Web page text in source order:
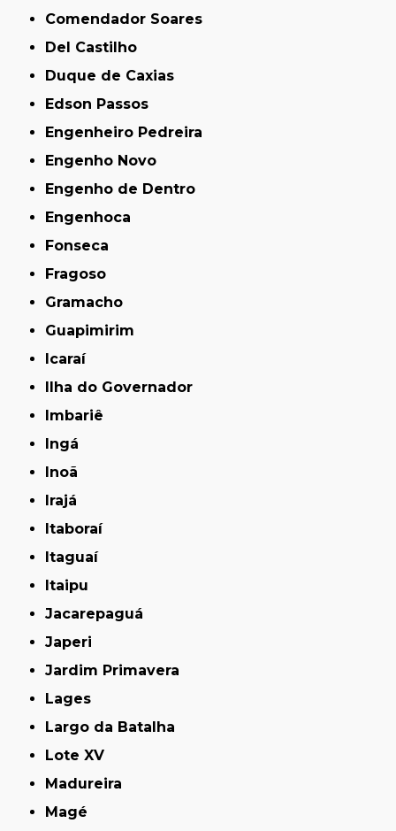
Comendador Soares
Del Castilho
Duque de Caxias
Edson Passos
Engenheiro Pedreira
Engenho Novo
Engenho de Dentro
Engenhoca
Fonseca
Fragoso
Gramacho
Guapimirim
Icaraí
Ilha do Governador
Imbariê
Ingá
Inoã
Irajá
Itaboraí
Itaguaí
Itaipu
Jacarepaguá
Japeri
Jardim Primavera
Lages
Largo da Batalha
Lote XV
Madureira
Magé